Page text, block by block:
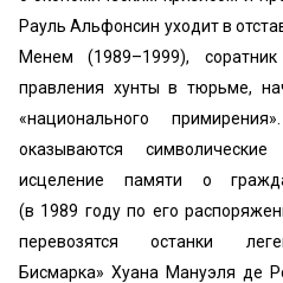
Рауль Альфонсин уходит в
Менем (1989–1999),
правления хунты в тюрьме,
«национального
оказываются
исцеление памяти о
(в 1989 году по его
перевозятся останки
Бисмарка» Хуана Мануэля де